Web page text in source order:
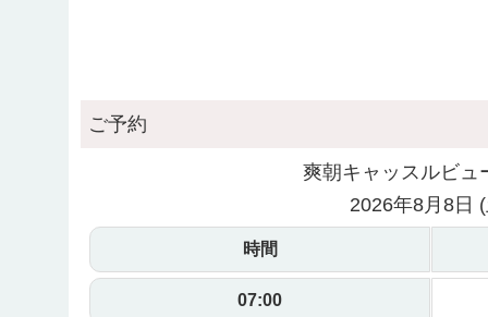
ご予約
爽朝キャッスルビュ
2026年8月8日
時間
07:00